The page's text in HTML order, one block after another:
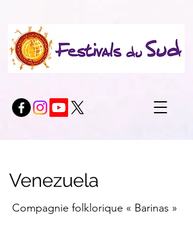
Venezuela
Compagnie folklorique « Barinas »